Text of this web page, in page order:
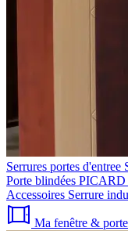
Serrures portes d'entree
Porte blindées PICARD
Accessoires Serrure
Ma fenêtre &